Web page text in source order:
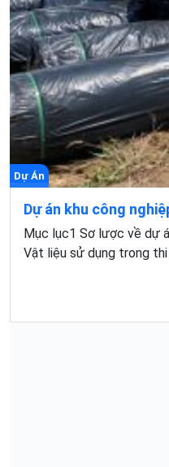
Dự Án
Dự án khu công
Mục lục1 Sơ lược về dự
Vật liệu sử dụng trong